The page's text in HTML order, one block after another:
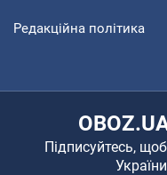
Редакційна політика
Підписуйтесь,